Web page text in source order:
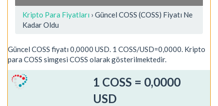
Kripto Para Fiyatları › Güncel COSS (COSS) Fiyatı Ne
Kadar Oldu
Güncel COSS fiyatı 0,0000 USD. 1 COSS/USD=0,0000. Kripto
para COSS simgesi COSS olarak gösterilmektedir.
1 COSS = 0,0000
USD